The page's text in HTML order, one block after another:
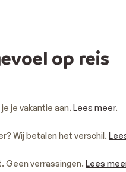
op reis
je vakantie aan. Lees meer.
Wij betalen het verschil.
Geen verrassingen. Lees